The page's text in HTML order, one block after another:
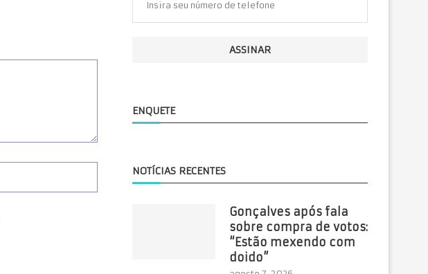
ENQUETE
NOTÍCIAS RECENTES
Gonçalves após fala
sobre compra de votos:
“Estão mexendo com
doido”